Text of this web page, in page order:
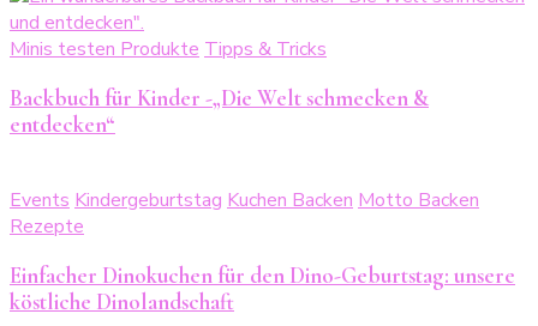
Minis testen Produkte Tipps & Tricks
Backbuch für Kinder -„Die Welt schmecken &
entdecken“
Events Kindergeburtstag Kuchen Backen Motto Backen
Rezepte
Einfacher Dinokuchen für den Dino-Geburtstag: unsere
köstliche Dinolandschaft